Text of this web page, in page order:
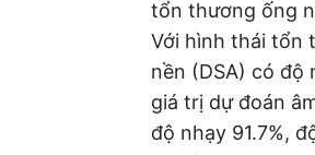
tổn thương ống
Với hình thái tổn
nền (DSA) có độ
giá trị dự đoán
độ nhạy 91.7%,